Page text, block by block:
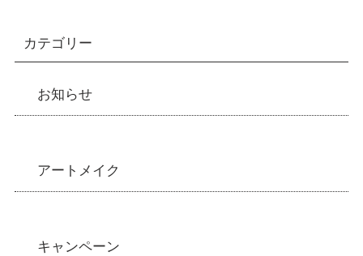
カテゴリー
お知らせ
アートメイク
キャンペーン